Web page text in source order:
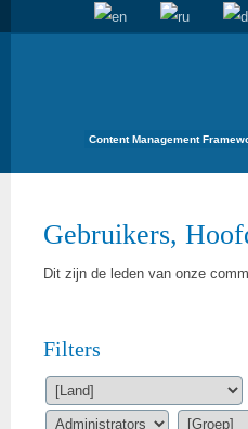
Content Management
Gebruikers,
Dit zijn de leden van onze
Filters